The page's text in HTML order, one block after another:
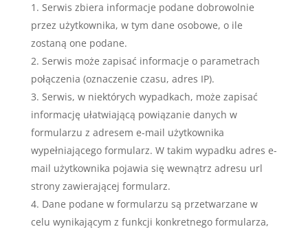
Serwis zbiera informacje podane dobrowolnie
przez użytkownika, w tym dane osobowe, o ile
zostaną one podane.
Serwis może zapisać informacje o parametrach
połączenia (oznaczenie czasu, adres IP).
Serwis, w niektórych wypadkach, może zapisać
informację ułatwiającą powiązanie danych w
formularzu z adresem e-mail użytkownika
wypełniającego formularz. W takim wypadku adres e-
mail użytkownika pojawia się wewnątrz adresu url
strony zawierającej formularz.
Dane podane w formularzu są przetwarzane w
celu wynikającym z funkcji konkretnego formularza,